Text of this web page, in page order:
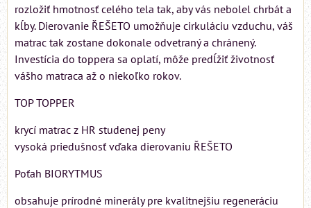
rozložiť hmotnosť celého tela tak, aby vás nebolel chrbát a
kĺby. Dierovanie ŘEŠETO umožňuje cirkuláciu vzduchu, váš
matrac tak zostane dokonale odvetraný a chránený.
Investícia do toppera sa oplatí, môže predĺžiť životnosť
vášho matraca až o niekoľko rokov.
TOP TOPPER
krycí matrac z HR studenej peny
vysoká priedušnosť vďaka dierovaniu ŘEŠETO
Poťah BIORYTMUS
obsahuje prírodné minerály pre kvalitnejšiu regeneráciu